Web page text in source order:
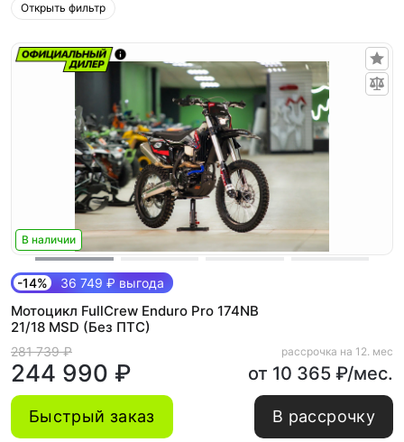
Открыть фильтр
В наличии
-14% 36 749 ₽ выгода
Мотоцикл FullCrew Enduro Pro 174NB
21/18 MSD (Без ПТС)
281 739 ₽
244 990 ₽
рассрочка на 12. мес
от 10 365 ₽/мес.
Быстрый заказ В рассрочку